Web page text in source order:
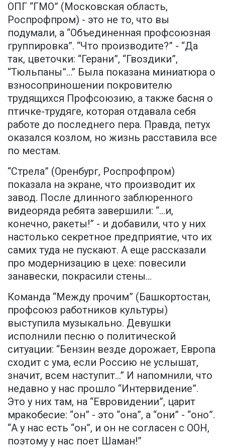
ОПГ “ГМО” (Московская область,
Роспрофпром) - это не то, что вы
подумали, а “Объединенная профсоюзная
группировка”. “Что производите?” - “Да
так, цветочки: “Герани”, “Гвоздики”,
“Тюльпаны”…” Была показана миниатюра о
взносоприношении покровителю
трудящихся Профсоюзию, а также басня о
птичке-трудяге, которая отдавала себя
работе до последнего пера. Правда, петух
оказался козлом, но жизнь расставила все
по местам.
“Стрела” (Оренбург, Роспрофпром)
показала на экране, что производит их
завод. После длинного заблюренного
видеоряда ребята завершили: “…и,
конечно, ракеты!” - и добавили, что у них
настолько секретное предприятие, что их
самих туда не пускают. А еще рассказали
про модернизацию в цехе: повесили
занавески, покрасили стены...
Команда “Между прочим” (Башкортостан,
профсоюз работников культуры)
выступила музыкально. Девушки
исполнили песню о политической
ситуации: “Бензин везде дорожает, Европа
сходит с ума, если Россию не услышат,
значит, всем наступит…” И напомнили, что
недавно у нас прошло “Интервидение”.
Это у них там, на “Евровидении”, царит
мракобесие: “он” - это “она”, а “они” - “оно”.
“А у нас есть “он”, и он не согласен с ООН,
поэтому у нас поет Шаман!”